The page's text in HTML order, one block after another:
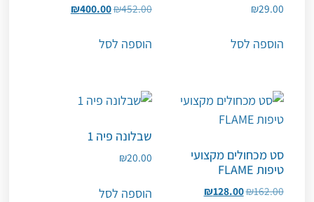
₪29.00
הוספה לסל
₪452.00
₪400.00
הוספה לסל
סט מכחולים מקצועי
טיפות FLAME
₪162.00
₪128.00
שבלונה פיה 1
₪20.00
הוספה לסל